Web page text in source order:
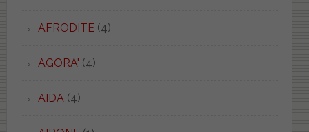
AFRODITE(4)
AGORA' (4)
AIDA (4)